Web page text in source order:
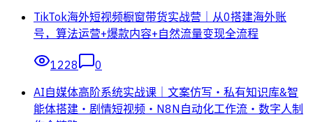
TikTok海外短视频橱窗带货实战营｜从0搭建海外账
号，算法运营+爆款内容+自然流量变现全流程
1228
0
AI自媒体高阶系统实战课｜文案仿写・私有知识库&智
能体搭建・剧情短视频・N8N自动化工作流・数字人制